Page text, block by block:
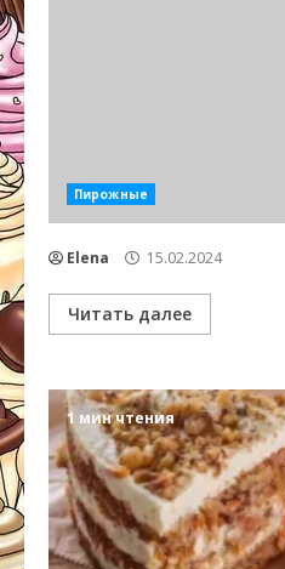
Пирожные
Elena 15.02.2024
Читать далее
1 мин чтения